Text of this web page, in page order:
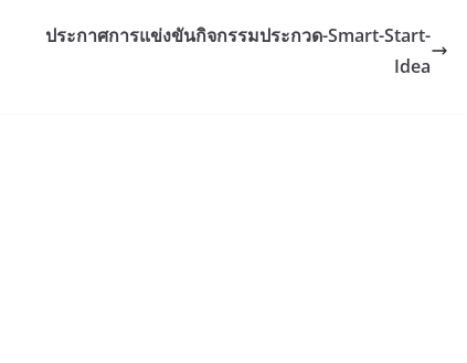
ประกาศการแข่งขันกิจกรรมประกวด-Smart-Start-
Idea